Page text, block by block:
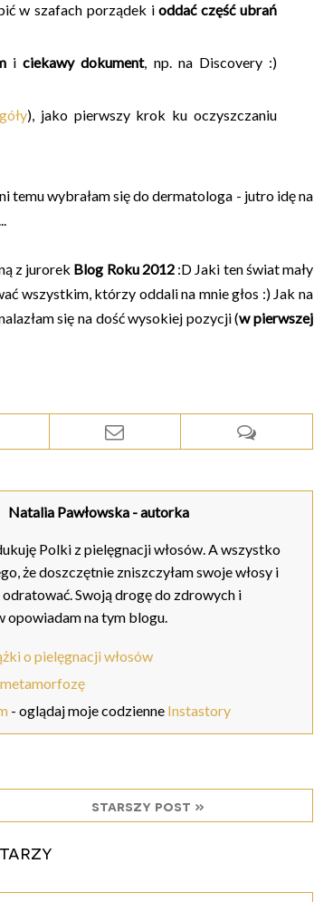
w szafach porządek ioddać część ubrań
iciekawy dokument, np. na Discovery :)
), jako pierwszy krok ku oczyszczaniu
wybrałam się do dermatologa - jutro idę na
z jurorek Blog Roku 2012:D Jaki ten świat mały
wszystkim, którzy oddali na mnie głos :) Jak na
się na dość wysokiej pozycji (w pierwszej
Natalia Pawłowska- autorka
Polki z pielęgnacji włosów. A wszystko
że doszczętnie zniszczyłam swoje włosy i
odratować. Swoją drogę do zdrowych i
opowiadam na tym blogu.
o pielęgnacji włosów
- oglądaj moje codzienne Instastory
starszy post »